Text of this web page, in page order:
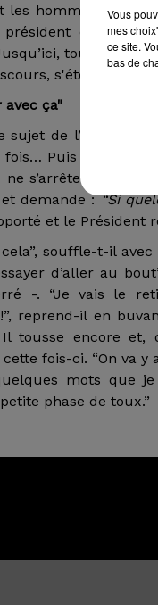
les hommes, de la
de la
tout va bien.
s'étouffe en
avec ça"
sujet de
Puis quatre et
ne s’arrête pas, et
demande :“Si
et le Président
cela”, souffle-t-il
d’aller au
-. “Je vais le
reprend-il en
tousse encore et,
fois-ci. “On va
mots que
phase de toux.”
Vous
mes
ce site.
bas de